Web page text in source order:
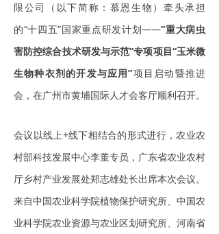
限公司（以下简称：慕恩生物）牵头承担
的“十四五”国家重点研发计划——“重大病虫
害防控综合技术研发与示范”专项项目“玉米微
生物种衣剂的开发与应用”项目启动暨推进
会，在广州市黄埔国际人才会客厅顺利召开。
会议以线上+线下相结合的形式进行，农业农
村部科技发展中心李董专员，广东省农业农村
厅乡村产业发展处郑志雄处长出席本次会议。
来自中国农业科学院植物保护研究所、中国农
业科学院农业资源与农业区划研究所、河南省